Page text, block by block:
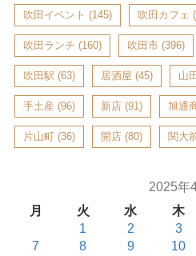
吹田イベント (145) 吹田カフェ
吹田ランチ (160) 吹田市 (396)
吹田駅 (63) 居酒屋 (45) 山田
手土産 (96) 新店 (91) 旭通
片山町 (36) 開店 (80) 関大
2025年
月
火 水 木
1
2 3
7
8 9 10